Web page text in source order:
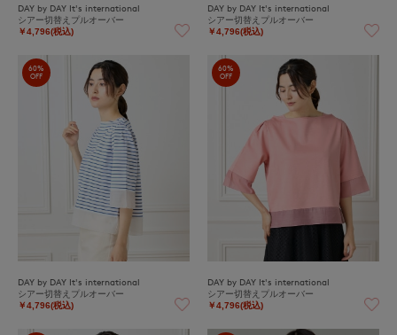
DAY by DAY It's international
シアー切替えプルオーバー
￥4,796(税込)
DAY by DAY It's international
シアー切替えプルオーバー
￥4,796(税込)
60%
OFF
DAY by DAY It's international
シアー切替えプルオーバー
￥4,796(税込)
60%
OFF
DAY by DAY It's international
シアー切替えプルオーバー
￥4,796(税込)